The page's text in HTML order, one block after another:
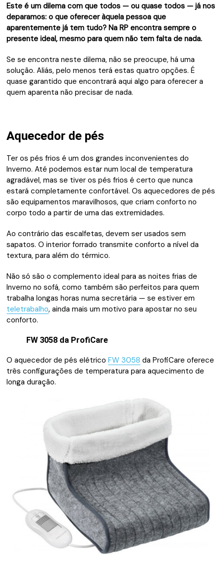
Este é um dilema com que todos — ou quase todos — já nos
deparamos: o que oferecer àquela pessoa que
aparentemente já tem tudo? Na RP encontra sempre o
presente ideal, mesmo para quem não tem falta de nada.
Se se encontra neste dilema, não se preocupe, há uma
solução. Aliás, pelo menos terá estas quatro opções. É
quase garantido que encontrará aqui algo para oferecer a
quem aparenta não precisar de nada.
Aquecedor de pés
Ter os pés frios é um dos grandes inconvenientes do
Inverno. Até podemos estar num local de temperatura
agradável, mas se tiver os pés frios é certo que nunca
estará completamente confortável. Os aquecedores de pés
são equipamentos maravilhosos, que criam conforto no
corpo todo a partir de uma das extremidades.
Ao contrário das escalfetas, devem ser usados sem
sapatos. O interior forrado transmite conforto a nível da
textura, para além do térmico.
Não só são o complemento ideal para as noites frias de
Inverno no sofá, como também são perfeitos para quem
trabalha longas horas numa secretária — se estiver em
teletrabalho, ainda mais um motivo para apostar no seu
conforto.
FW 3058 da ProfiCare
O aquecedor de pés elétricoFW 3058 da ProfiCare oferece
três configurações de temperatura para aquecimento de
longa duração.